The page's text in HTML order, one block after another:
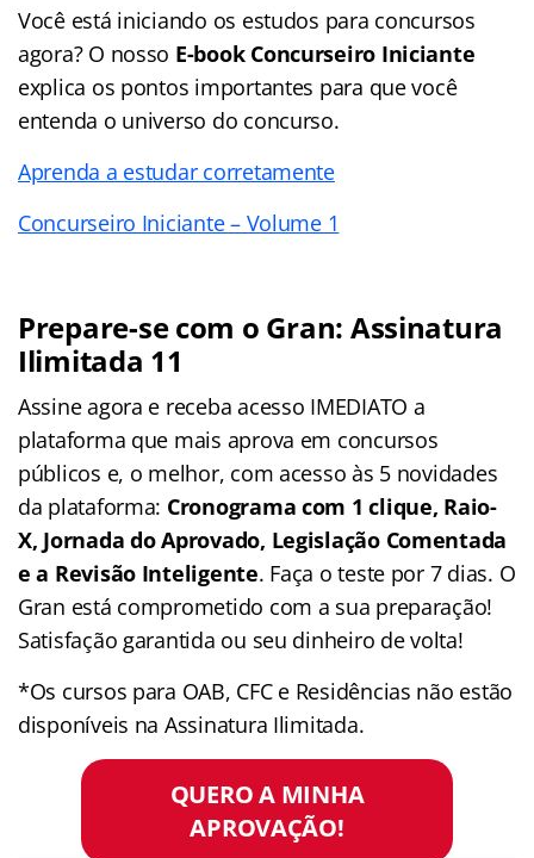
Você está iniciando os estudos para concursos
agora? O nosso E-book Concurseiro Iniciante
explica os pontos importantes para que você
entenda o universo do concurso.
Aprenda a estudar corretamente
Concurseiro Iniciante – Volume 1
Prepare-se com o Gran: Assinatura
Ilimitada 11
Assine agora e receba acesso IMEDIATO a
plataforma que mais aprova em concursos
públicos e, o melhor, com acesso às 5 novidades
da plataforma: Cronograma com 1 clique, Raio-
X, Jornada do Aprovado, Legislação Comentada
e a Revisão Inteligente. Faça o teste por 7 dias. O
Gran está comprometido com a sua preparação!
Satisfação garantida ou seu dinheiro de volta!
*Os cursos para OAB, CFC e Residências não estão
disponíveis na Assinatura Ilimitada.
QUERO A MINHA
APROVAÇÃO!